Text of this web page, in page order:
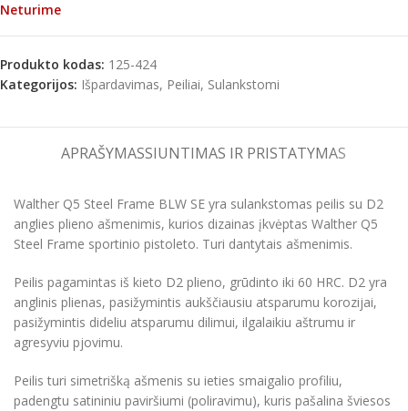
Neturime
Produkto kodas: 125-424
Kategorijos: Išpardavimas, Peiliai, Sulankstomi
APRAŠYMASSIUNTIMAS IR PRISTATYMAS
Walther Q5 Steel Frame BLW SE yra sulankstomas peilis su D2
anglies plieno ašmenimis, kurios dizainas įkvėptas Walther Q5
Steel Frame sportinio pistoleto. Turi dantytais ašmenimis.
Peilis pagamintas iš kieto D2 plieno, grūdinto iki 60 HRC. D2 yra
anglinis plienas, pasižymintis aukščiausiu atsparumu korozijai,
pasižymintis dideliu atsparumu dilimui, ilgalaikiu aštrumu ir
agresyviu pjovimu.
Peilis turi simetrišką ašmenis su ieties smaigalio profiliu,
padengtu satininiu paviršiumi (poliravimu), kuris pašalina šviesos